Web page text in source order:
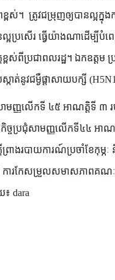
ខ្ពស់។ ត្រូវជម្រុញឲ្យបានល្អក្
អប្រសើរ ធ្វើយ៉ាងណាដើម្បីបំ
ស់ពីប្រជាពលរដ្ឋ។ ឯកឧត្តម ប្
កាត់នូវជម្ងឺផ្តាសាយបក្សី
មញ្ញលើកទី ៤៥ អាណត្តិទី ៣ រប
ចប្រជុំសាមញ្ញលើកទី៤៤ អាណត្
របាយការណ៍ប្រចាំខែកុម្ភៈ
រកែសម្រួលសមាសភាពគណៈកម្
៖ dara